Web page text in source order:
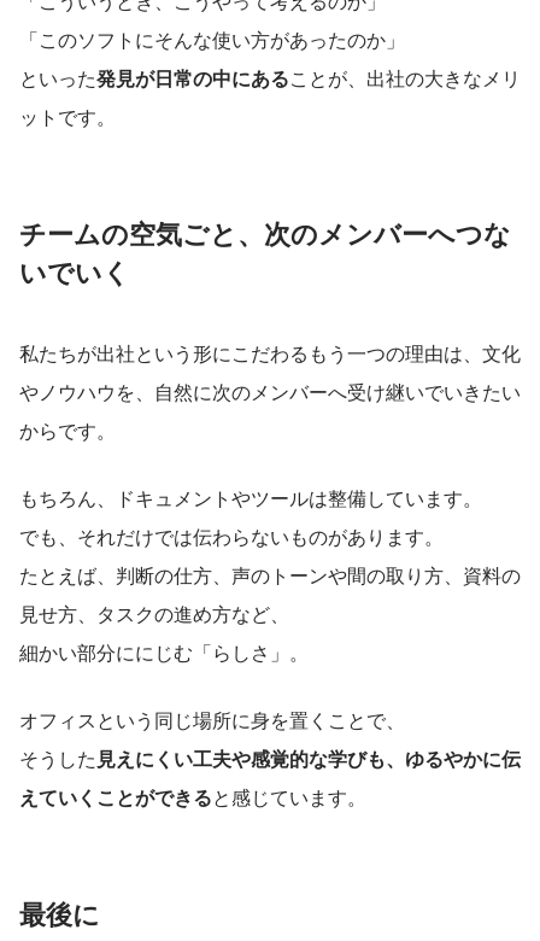
「このソフトにそんな使い方があったのか」
といった発見が日常の中にあることが、出社の大きなメリ
ットです。
チームの空気ごと、次のメンバーへつな
いでいく
私たちが出社という形にこだわるもう一つの理由は、文化
やノウハウを、自然に次のメンバーへ受け継いでいきたい
からです。
もちろん、ドキュメントやツールは整備しています。
でも、それだけでは伝わらないものがあります。
たとえば、判断の仕方、声のトーンや間の取り方、資料の
見せ方、タスクの進め方など、
細かい部分ににじむ「らしさ」。
オフィスという同じ場所に身を置くことで、
そうした 見えにくい工夫や感覚的な学びも、ゆるやかに伝
えていくことができると感じています。
最後に